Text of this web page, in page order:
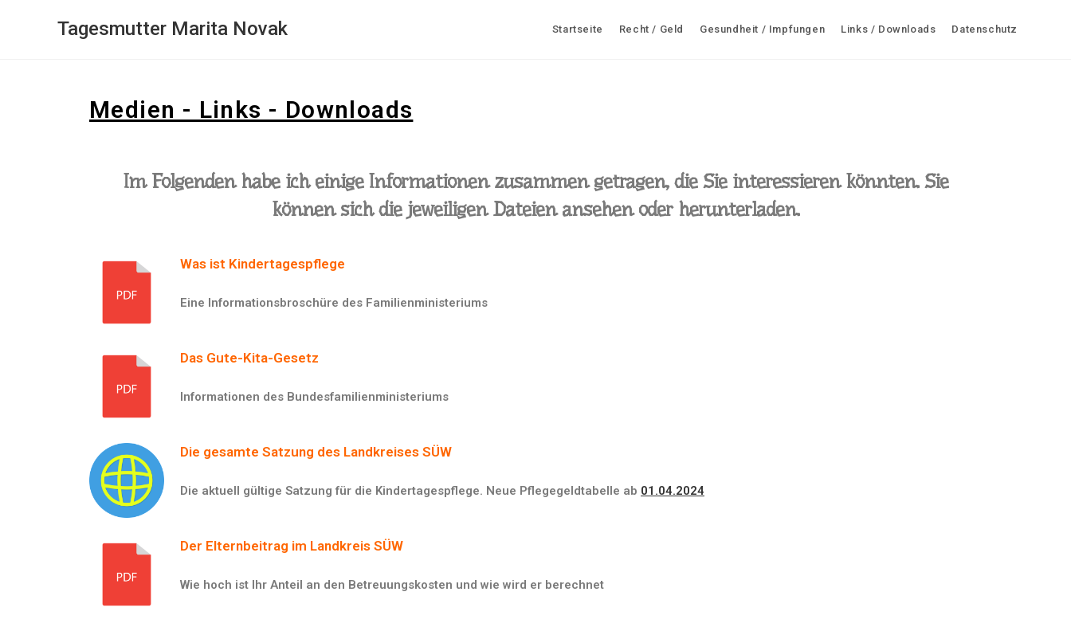
Tagesmutter Marita Novak Startseite Recht / Geld Gesundheit / Impfungen Links / Downloads Datenschutz
Medien - Links - Downloads
Im Folgenden habe ich einige Informationen zusammen getragen, die Sie interessieren könnten. Sie
können sich die jeweiligen Dateien ansehen oder herunterladen.
Was ist Kindertagespflege
Eine Informationsbroschüre des Familienministeriums
Das Gute-Kita-Gesetz
Informationen des Bundesfamilienministeriums
Die gesamte Satzung des Landkreises SÜW
Die aktuell gültige Satzung für die Kindertagespflege. Neue Pflegegeldtabelle ab 01.04.2024
Der Elternbeitrag im Landkreis SÜW
Wie hoch ist Ihr Anteil an den Betreuungskosten und wie wird er berechnet